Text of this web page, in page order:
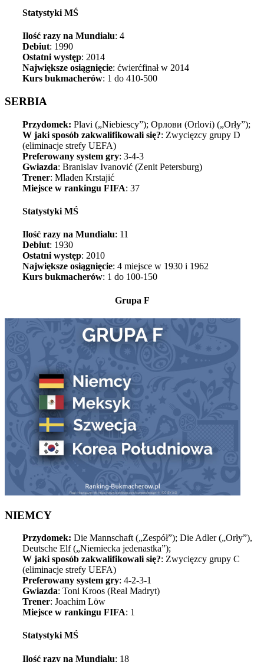
Statystyki MŚ
Ilość razy na Mundialu: 4
Debiut: 1990
Ostatni występ: 2014
Największe osiągnięcie: ćwierćfinał w 2014
Kurs bukmacherów: 1 do 410-500
SERBIA
Przydomek: Plavi („Niebiescy”); Орлови (Orlovi) („Orły”);
W jaki sposób zakwalifikowali się?: Zwycięzcy grupy D
(eliminacje strefy UEFA)
Preferowany system gry: 3-4-3
Gwiazda: Branislav Ivanović (Zenit Petersburg)
Trener: Mladen Krstajić
Miejsce w rankingu FIFA: 37
Statystyki MŚ
Ilość razy na Mundialu: 11
Debiut: 1930
Ostatni występ: 2010
Największe osiągnięcie: 4 miejsce w 1930 i 1962
Kurs bukmacherów: 1 do 100-150
Grupa F
NIEMCY
Przydomek: Die Mannschaft („Zespół”); Die Adler („Orły”),
Deutsche Elf („Niemiecka jedenastka”);
W jaki sposób zakwalifikowali się?: Zwycięzcy grupy C
(eliminacje strefy UEFA)
Preferowany system gry: 4-2-3-1
Gwiazda: Toni Kroos (Real Madryt)
Trener: Joachim Löw
Miejsce w rankingu FIFA: 1
Statystyki MŚ
Ilość razy na Mundialu: 18